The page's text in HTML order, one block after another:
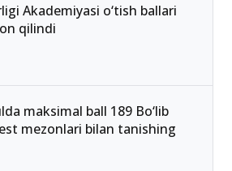
Akademiyasi o‘tish ballari
qilindi
maksimal ball 189 Bo‘lib
mezonlari bilan tanishing